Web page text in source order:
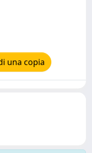
una copia